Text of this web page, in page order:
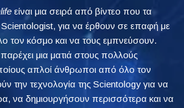
είναι μια σειρά από βίντεο που τα
Scientologist, για να έρθουν σε επαφή με
τον κόσμο και να τους εμπνεύσουν.
μια ματιά στους πολλούς
απλοί άνθρωποι από όλο τον
την τεχνολογία της Scientology για να
να δημιουργήσουν περισσότερα και να